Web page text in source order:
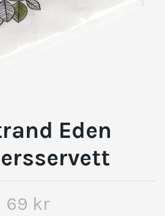
Eden
69 kr